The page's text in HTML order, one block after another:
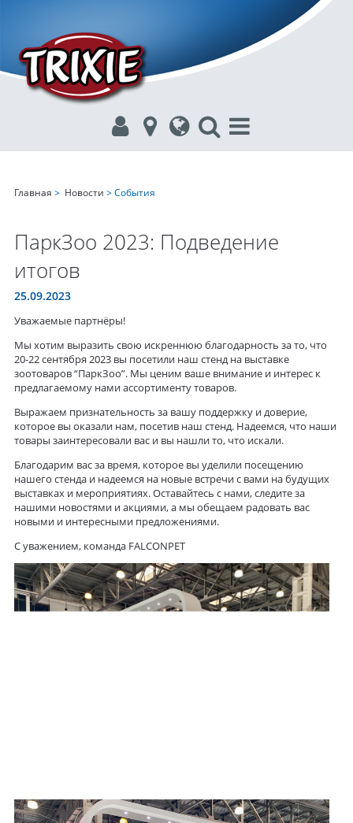
Главная > Новости > События
ПаркЗоо 2023: Подведение
итогов
25.09.2023
Уважаемые партнёры!
Мы хотим выразить свою искреннюю благодарность за то, что
20-22 сентября 2023 вы посетили наш стенд на выставке
зоотоваров “ПаркЗоо”. Мы ценим ваше внимание и интерес к
предлагаемому нами ассортименту товаров.
Выражаем признательность за вашу поддержку и доверие,
которое вы оказали нам, посетив наш стенд. Надеемся, что наши
товары заинтересовали вас и вы нашли то, что искали.
Благодарим вас за время, которое вы уделили посещению
нашего стенда и надеемся на новые встречи с вами на будущих
выставках и мероприятиях. Оставайтесь с нами, следите за
нашими новостями и акциями, а мы обещаем радовать вас
новыми и интересными предложениями.
С уважением, команда FALCONPET